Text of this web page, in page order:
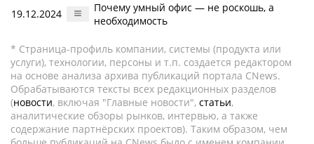
19.12.2024
Почему умный офис — не роскошь, а
необходимость
* Страница-профиль компании, системы (продукта или
услуги), технологии, персоны и т.п. создается редактором
на основе анализа архива публикаций портала CNews.
Обрабатываются тексты всех редакционных разделов
(новости, включая "Главные новости", статьи,
аналитические обзоры рынков, интервью, а также
содержание партнёрских проектов). Таким образом, чем